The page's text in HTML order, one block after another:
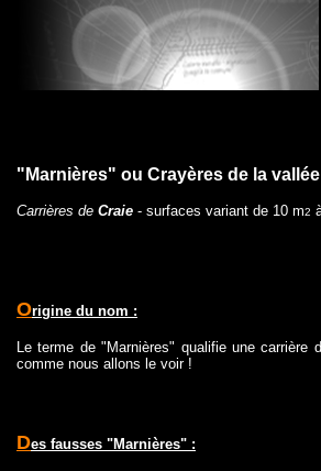
"Marnières" ou Crayères de la
Carrières de Craie - surfaces variant de 10 m2
Origine du nom :
Le terme de "Marnières" qualifie une
comme nous allons le voir !
Des fausses "Marnières" :